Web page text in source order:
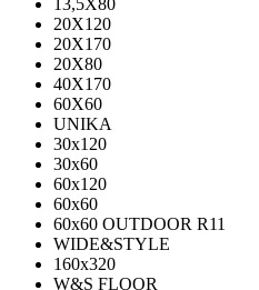
13,5Х80
20Х120
20Х170
20Х80
40Х170
60Х60
UNIKA
30х120
30х60
60х120
60х60
60х60 OUTDOOR R11
WIDE&STYLE
160x320
W&S FLOOR